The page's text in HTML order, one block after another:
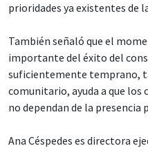
prioridades ya existentes de
También señaló que el
importante del éxito del
suficientemente temprano,
comunitario, ayuda a que los
no dependan de la
Ana Céspedes es directora